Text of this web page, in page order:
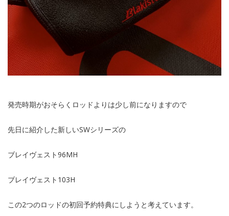
発売時期がおそらくロッドよりは少し前になりますので
先日に紹介した新しいSWシリーズの
ブレイヴェスト96MH
ブレイヴェスト103H
この2つのロッドの初回予約特典にしようと考えています。